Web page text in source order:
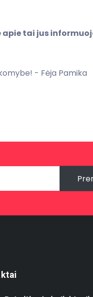
apie tai jus
- Fėja Pamika